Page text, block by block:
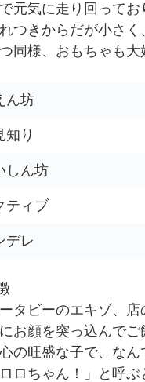
元気に走り回って
つきからだが小さく
同様、おもちゃも
ん坊
知り
しん坊
ティブ
デレ
タビーのエキゾ、店
お顔を突っ込んでご
の旺盛な子で、なん
ロロちゃん！」と呼